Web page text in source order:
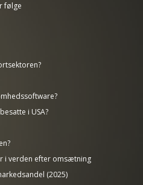
følge
i USA?
i verden efter omsætning
(2025)